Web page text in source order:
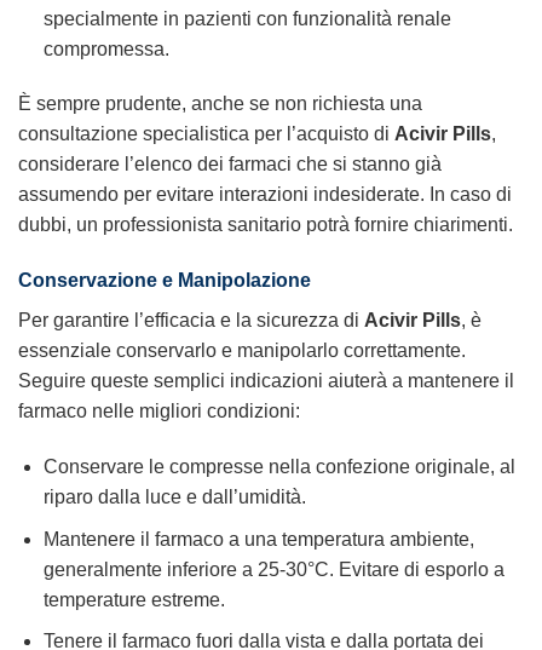
specialmente in pazienti con funzionalità renale
compromessa.
È sempre prudente, anche se non richiesta una
consultazione specialistica per l’acquisto di Acivir Pills,
considerare l’elenco dei farmaci che si stanno già
assumendo per evitare interazioni indesiderate. In caso di
dubbi, un professionista sanitario potrà fornire chiarimenti.
Conservazione e Manipolazione
Per garantire l’efficacia e la sicurezza di Acivir Pills, è
essenziale conservarlo e manipolarlo correttamente.
Seguire queste semplici indicazioni aiuterà a mantenere il
farmaco nelle migliori condizioni:
Conservare le compresse nella confezione originale, al
riparo dalla luce e dall’umidità.
Mantenere il farmaco a una temperatura ambiente,
generalmente inferiore a 25-30°C. Evitare di esporlo a
temperature estreme.
Tenere il farmaco fuori dalla vista e dalla portata dei